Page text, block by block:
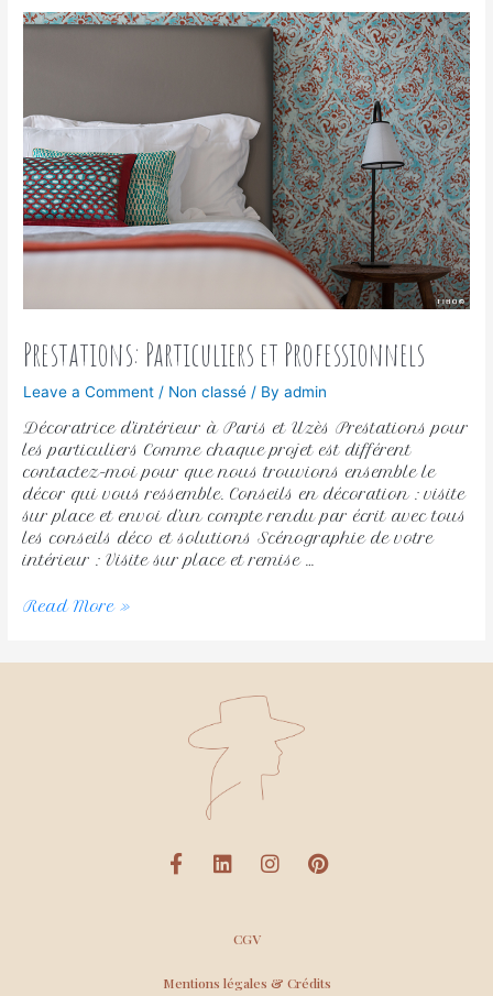
Prestations: Particuliers et Professionnels
Leave a Comment / Non classé / Byadmin
Décoratrice d’intérieur à Paris et Uzès Prestations pour
les particuliers Comme chaque projet est différent
contactez-moi pour que nous trouvions ensemble le
décor qui vous ressemble. Conseils en décoration : visite
sur place et envoi d’un compte rendu par écrit avec tous
les conseils déco et solutions Scénographie de votre
intérieur : Visite sur place et remise …
Read More »
CGV
Mentions légales & Crédits